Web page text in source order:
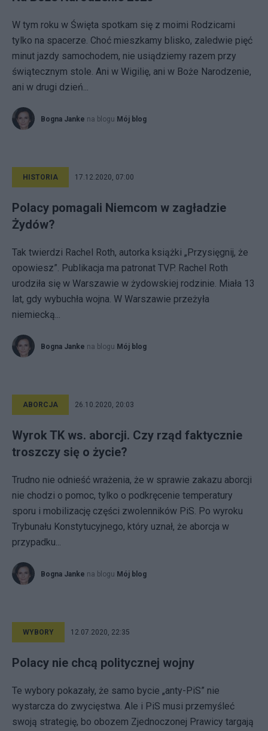
W tym roku w Święta spotkam się z moimi Rodzicami
tylko na spacerze. Choć mieszkamy blisko, zaledwie pięć
minut jazdy samochodem, nie usiądziemy razem przy
świątecznym stole. Ani w Wigilię, ani w Boże Narodzenie,
ani w drugi dzień...
Bogna Janke na blogu Mój blog
HISTORIA 17.12.2020, 07:00
Polacy pomagali Niemcom w zagładzie
Żydów?
Tak twierdzi Rachel Roth, autorka książki „Przysięgnij, że
opowiesz”. Publikacja ma patronat TVP. Rachel Roth
urodziła się w Warszawie w żydowskiej rodzinie. Miała 13
lat, gdy wybuchła wojna. W Warszawie przeżyła
niemiecką...
Bogna Janke na blogu Mój blog
ABORCJA 26.10.2020, 20:03
Wyrok TK ws. aborcji. Czy rząd faktycznie
troszczy się o życie?
Trudno nie odnieść wrażenia, że w sprawie zakazu aborcji
nie chodzi o pomoc, tylko o podkręcenie temperatury
sporu i mobilizację części zwolenników PiS. Po wyroku
Trybunału Konstytucyjnego, który uznał, że aborcja w
przypadku...
Bogna Janke na blogu Mój blog
WYBORY 12.07.2020, 22:35
Polacy nie chcą politycznej wojny
Te wybory pokazały, że samo bycie „anty-PiS” nie
wystarcza do zwycięstwa. Ale i PiS musi przemyśleć
swoją strategię, bo obozem Zjednoczonej Prawicy targają